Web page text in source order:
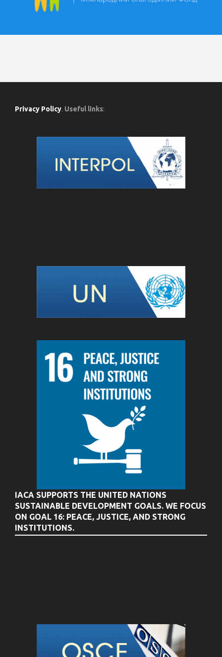
Privacy Policy. Useful links:
IACA SUPPORTS THE UNITED NATIONS
SUSTAINABLE DEVELOPMENT GOALS. WE FOCUS
ON GOAL 16: PEACE, JUSTICE, AND STRONG
INSTITUTIONS.